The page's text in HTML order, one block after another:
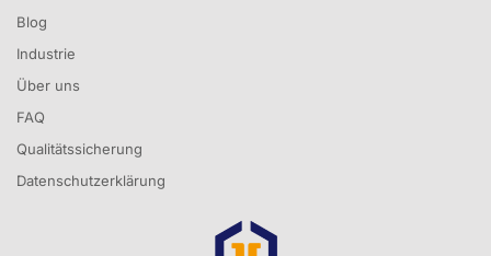
Blog
Industrie
Über uns
FAQ
Qualitätssicherung
Datenschutzerklärung